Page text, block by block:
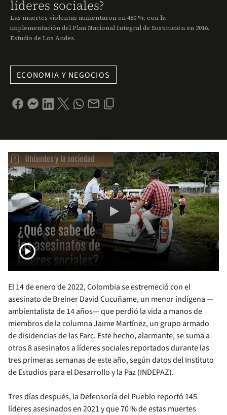
líderes sociales?
Las muertes violentas aumentaron en 480 %, con la
implementación del Plan Nacional Integral de Sustitución en 2016.
Estudio de Los Andes.
ECONOMIA Y NEGOCIOS
Remote video URL
¿Qué se sabe de los
play_circle
El 14 de enero de 2022, Colombia se estremeció con el
asesinato de Breiner David Cucuñame, un menor indígena —
ambientalista de 14 años— que perdió la vida a manos de
miembros de la columna Jaime Martínez, un grupo armado
de disidencias de las Farc. Este hecho, alarmante, se suma a
otros 8 asesinatos a líderes sociales reportados durante las
tres primeras semanas de este año, según datos del Instituto
de Estudios para el Desarrollo y la Paz (INDEPAZ).
Tres días después, la Defensoría del Pueblo reportó 145
líderes asesinados en 2021 y que 70 % de estas muertes